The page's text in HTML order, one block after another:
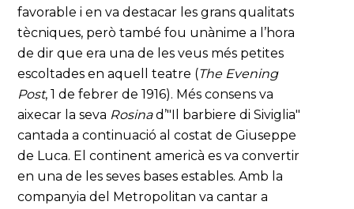
favorable i en va destacar les grans qualitats
tècniques, però també fou unànime a l’hora
de dir que era una de les veus més petites
escoltades en aquell teatre (The Evening
Post, 1 de febrer de 1916). Més consens va
aixecar la seva Rosinad’"Il barbiere di Siviglia"
cantada a continuació al costat de Giuseppe
de Luca. El continent americà es va convertir
en una de les seves bases estables. Amb la
companyia del Metropolitan va cantar a